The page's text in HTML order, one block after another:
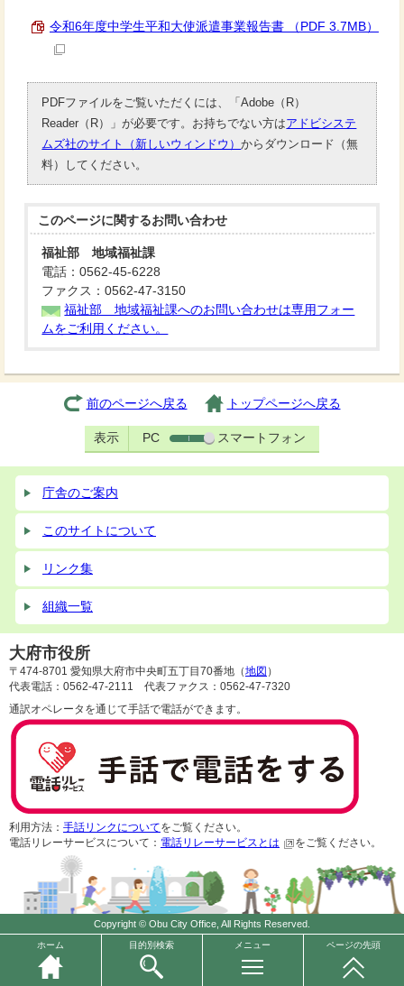
令和6年度中学生平和大使派遣事業報告書 （PDF 3.7MB）
PDFファイルをご覧いただくには、「Adobe（R）
Reader（R）」が必要です。お持ちでない方はアドビシステ
ムズ社のサイト（新しいウィンドウ）からダウンロード（無
料）してください。
このページに関するお問い合わせ
福祉部 地域福祉課
電話：0562-45-6228
ファクス：0562-47-3150
福祉部 地域福祉課へのお問い合わせは専用フォー
ムをご利用ください。
前のページへ戻る トップページへ戻る
表示 PC スマートフォン
ホーム 目的別検索 メニュー ページの先頭
庁舎のご案内
このサイトについて
リンク集
組織一覧
大府市役所
〒474-8701 愛知県大府市中央町五丁目70番地（地図 ）
代表電話：0562-47-2111 代表ファクス：0562-47-7320
通訳オペレータを通じて手話で電話ができます。
利用方法： 手話リンクについてをご覧ください。
電話リレーサービスについて： 電話リレーサービスとは をご覧ください。
Copyright © Obu City Office, All Rights Reserved.